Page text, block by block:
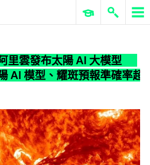
ERP 與商業 AI
里雲發布太陽 AI 大模型
AI 模型、耀斑預報準確率超